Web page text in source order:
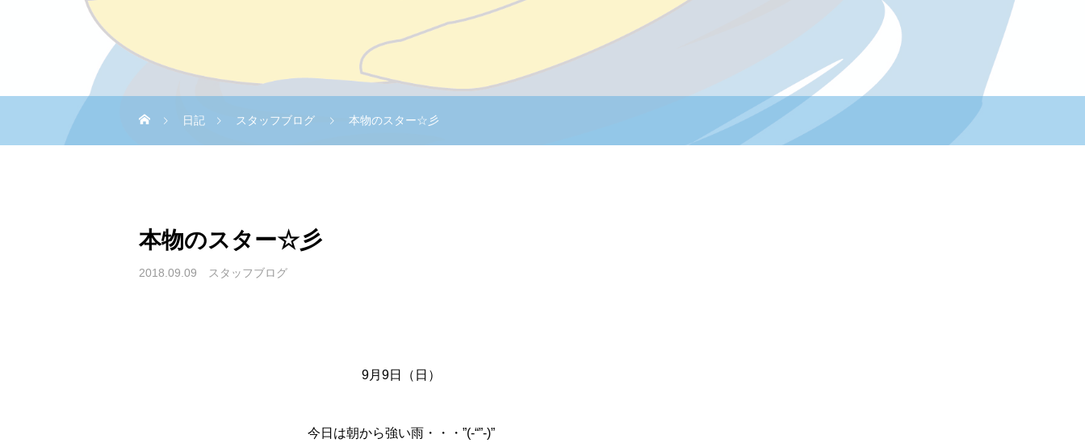
日記 スタッフブログ 本物のスター☆彡
本物のスター☆彡
2018.09.09 スタッフブログ
9月9日（日）
今日は朝から強い雨・・・”(-“”-)”